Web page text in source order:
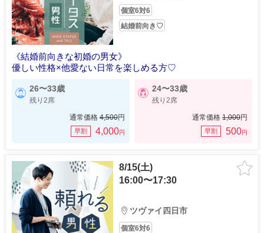
個室6対6
結婚前向き♡
《結婚前向きな初婚の男女》
優しい性格×他愛ない日常を楽しめる方♡
26〜33歳
残り2席
通常価格 4,500円
早割 4,000円
24〜33歳
残り2席
通常価格 1,000円
早割 500円
8/15(土)
16:00〜17:30
ツヴァイ四日市
個室6対6